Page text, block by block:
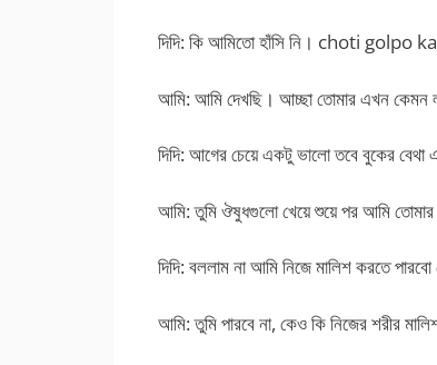
দিদি: কি আমিতো হাঁসি নি। choti golpo
আমি: আমি দেখছি। আচ্ছা তোমার এখন কেমন
দিদি: আগের চেয়ে একটু ভালো তবে বুকের
আমি: তুমি ঔষুধগুলো খেয়ে শুয়ে পর আমি তোমার
দিদি: বললাম না আমি নিজে মালিশ করতে
আমি: তুমি পারবে না, কেও কি নিজের শরীর